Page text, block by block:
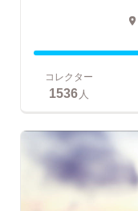
コレクター
1536 人